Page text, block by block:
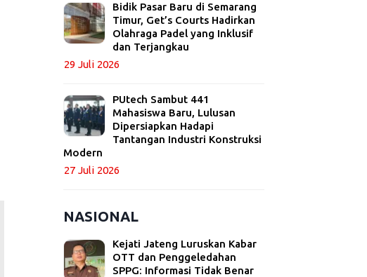
Bidik Pasar Baru di Semarang
Timur, Get’s Courts Hadirkan
Olahraga Padel yang Inklusif
dan Terjangkau
29 Juli 2026
PUtech Sambut 441
Mahasiswa Baru, Lulusan
Dipersiapkan Hadapi
Tantangan Industri Konstruksi
Modern
27 Juli 2026
NASIONAL
Kejati Jateng Luruskan Kabar
OTT dan Penggeledahan
SPPG: Informasi Tidak Benar